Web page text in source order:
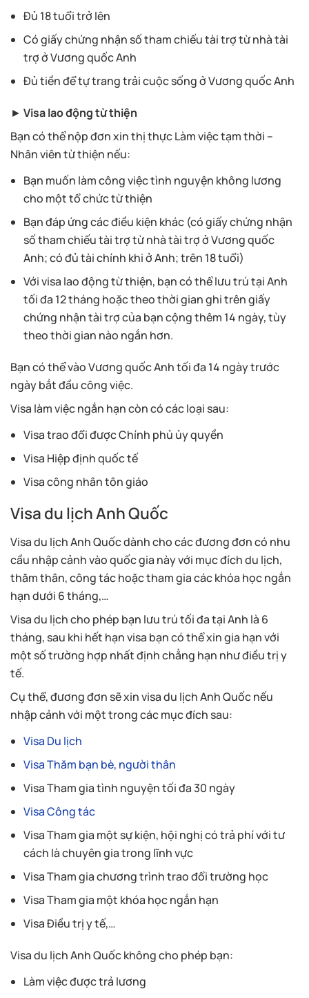
Đủ 18 tuổi trở lên
Có giấy chứng nhận số tham chiếu tài trợ từ nhà tài
trợ ở Vương quốc Anh
Đủ tiền để tự trang trải cuộc sống ở Vương quốc Anh
► Visa lao động từ thiện
Bạn có thể nộp đơn xin thị thực Làm việc tạm thời –
Nhân viên từ thiện nếu:
Bạn muốn làm công việc tình nguyện không lương
cho một tổ chức từ thiện
Bạn đáp ứng các điều kiện khác (có giấy chứng nhận
số tham chiếu tài trợ từ nhà tài trợ ở Vương quốc
Anh; có đủ tài chính khi ở Anh; trên 18 tuổi)
Với visa lao động từ thiện, bạn có thể lưu trú tại Anh
tối đa 12 tháng hoặc theo thời gian ghi trên giấy
chứng nhận tài trợ của bạn cộng thêm 14 ngày, tùy
theo thời gian nào ngắn hơn.
Bạn có thể vào Vương quốc Anh tối đa 14 ngày trước
ngày bắt đầu công việc.
Visa làm việc ngắn hạn còn có các loại sau:
Visa trao đổi được Chính phủ ủy quyền
Visa Hiệp định quốc tế
Visa công nhân tôn giáo
Visa du lịch Anh Quốc
Visa du lịch Anh Quốc dành cho các đương đơn có nhu
cầu nhập cảnh vào quốc gia này với mục đích du lịch,
thăm thân, công tác hoặc tham gia các khóa học ngắn
hạn dưới 6 tháng,…
Visa du lịch cho phép bạn lưu trú tối đa tại Anh là 6
tháng, sau khi hết hạn visa bạn có thể xin gia hạn với
một số trường hợp nhất định chẳng hạn như điều trị y
tế.
Cụ thể, đương đơn sẽ xin visa du lịch Anh Quốc nếu
nhập cảnh với một trong các mục đích sau:
Visa Du lịch
Visa Thăm bạn bè, người thân
Visa Tham gia tình nguyện tối đa 30 ngày
VisaCông tác
Visa Tham gia một sự kiện, hội nghị có trả phí với tư
cách là chuyên gia trong lĩnh vực
Visa Tham gia chương trình trao đổi trường học
Visa Tham gia một khóa học ngắn hạn
Visa Điều trị y tế,…
Visa du lịch Anh Quốc không cho phép bạn:
Làm việc được trả lương